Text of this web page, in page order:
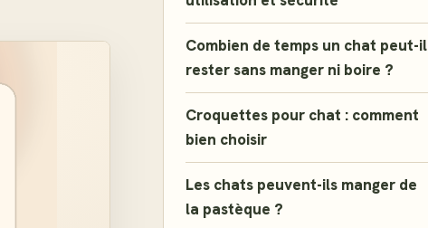
Combien de temps un chat peut-il
rester sans manger ni boire ?
Croquettes pour chat : comment
bien choisir
Les chats peuvent-ils manger de
la pastèque ?